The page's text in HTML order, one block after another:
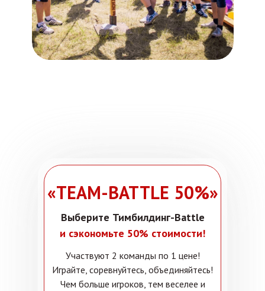
«TEAM-BATTLE 50%»
Выберите Тимбилдинг-Battle
и сэкономьте 50% стоимости!
Участвуют 2 команды по 1 цене!
Играйте, соревнуйтесь, объединяйтесь!
Чем больше игроков, тем веселее и